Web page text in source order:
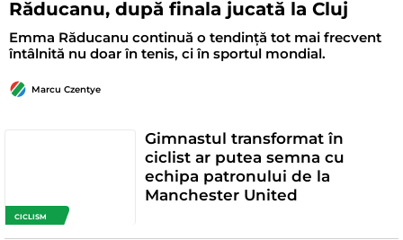
Răducanu, după finala jucată la Cluj
Emma Răducanu continuă o tendință tot mai frecvent
întâlnită nu doar în tenis, ci în sportul mondial.
Marcu Czentye
CICLISM
Gimnastul transformat în
ciclist ar putea semna cu
echipa patronului de la
Manchester United